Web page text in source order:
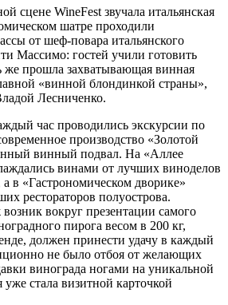
сцене WineFest звучала итальянская
шатре проходили
от шеф-повара итальянского
Массимо: гостей учили готовить
же прошла захватывающая винная
«винной блондинкой страны»,
Лесниченко.
час проводились экскурсии по
производство «Золотой
винный подвал. На «Аллее
винами от лучших виноделов
в «Гастрономическом дворике»
рестораторов полуострова.
вокруг презентации самого
пирога весом в 200 кг,
должен принести удачу в каждый
не было отбоя от желающих
винограда ногами на уникальной
уже стала визитной карточкой